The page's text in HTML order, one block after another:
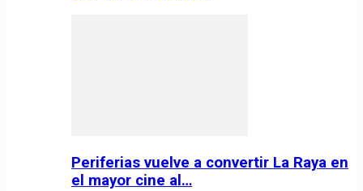
Periferias vuelve a convertir La Raya en
el mayor cine al…